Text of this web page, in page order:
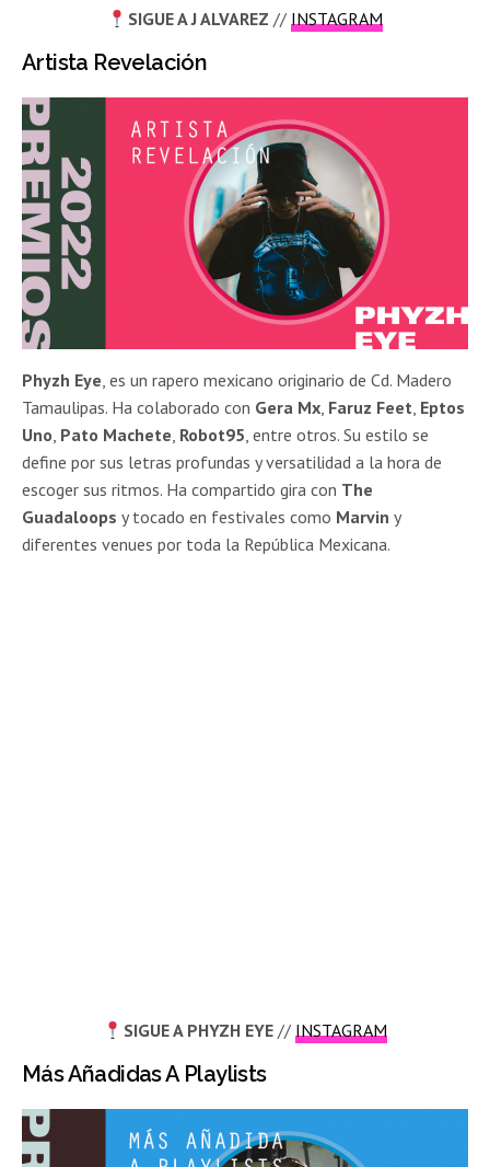
SIGUE AJ ALVAREZ // INSTAGRAM
Artista Revelación
Phyzh Eye , es un rapero mexicano originario de Cd. Madero
Tamaulipas. Ha colaborado con Gera Mx Faruz Feet Eptos
Uno Pato Machete Robot95 , entre otros. Su estilo se
define por sus letras profundas y versatilidad a la hora de
escoger sus ritmos. Ha compartido gira con The
Guadaloops y tocado en festivales como Marvin y
diferentes venues por toda la República Mexicana.
SIGUE A PHYZH EYE// INSTAGRAM
Más Añadidas A Playlists